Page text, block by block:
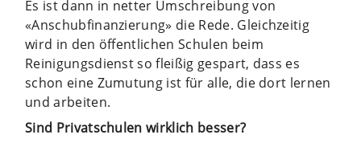
Es ist dann in netter Umschreibung von
«Anschubfinanzierung» die Rede. Gleichzeitig
wird in den öffentlichen Schulen beim
Reinigungsdienst so fleißig gespart, dass es
schon eine Zumutung ist für alle, die dort lernen
und arbeiten.
Sind Privatschulen wirklich besser?